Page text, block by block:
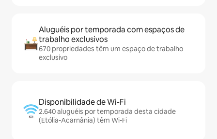
Aluguéis por temporada com espaços de
trabalho exclusivos
670 propriedades têm um espaço de trabalho
exclusivo
Disponibilidade de Wi-Fi
2.640 aluguéis por temporada desta cidade
(Etólia-Acarnânia) têm Wi-Fi